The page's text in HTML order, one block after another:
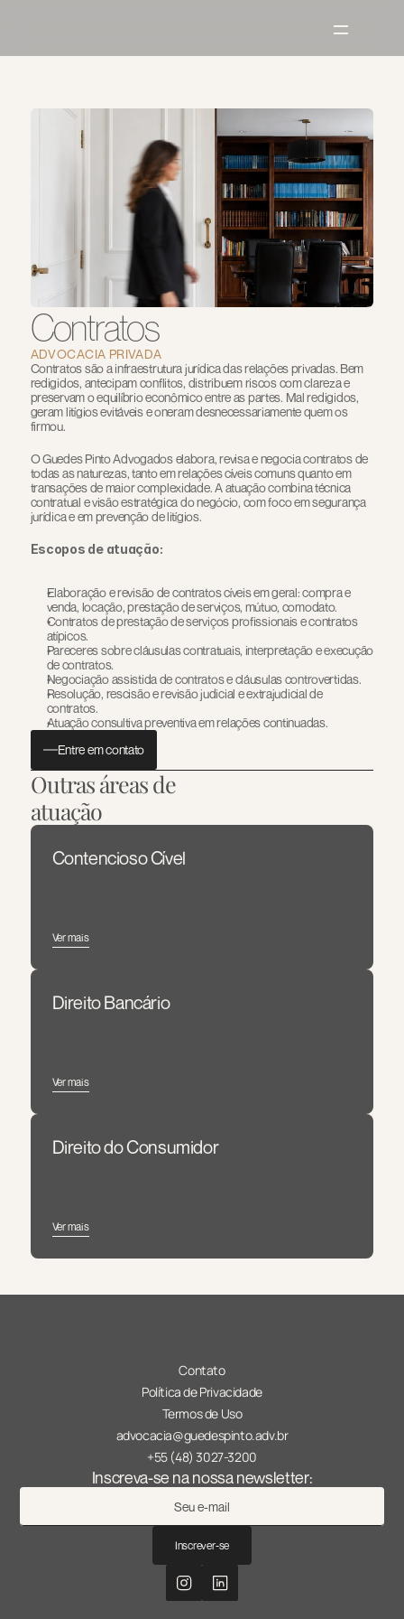
Contratos
ADVOCACIA PRIVADA
Contratos são a infraestrutura jurídica das relações privadas. Bem
redigidos, antecipam conflitos, distribuem riscos com clareza e
preservam o equilíbrio econômico entre as partes. Mal redigidos,
geram litígios evitáveis e oneram desnecessariamente quem os
firmou.
O Guedes Pinto Advogados elabora, revisa e negocia contratos de
todas as naturezas, tanto em relações cíveis comuns quanto em
transações de maior complexidade. A atuação combina técnica
contratual e visão estratégica do negócio, com foco em segurança
jurídica e em prevenção de litígios.
Escopos de atuação:
Elaboração e revisão de contratos cíveis em geral: compra e
venda, locação, prestação de serviços, mútuo, comodato.
Contratos de prestação de serviços profissionais e contratos
atípicos.
Pareceres sobre cláusulas contratuais, interpretação e execução
de contratos.
Negociação assistida de contratos e cláusulas controvertidas.
Resolução, rescisão e revisão judicial e extrajudicial de
contratos.
Atuação consultiva preventiva em relações continuadas.
Entre em contato
Outras áreas de
atuação
Contencioso Cível
Ver mais
Direito Bancário
Ver mais
Direito do Consumidor
Ver mais
Contato
Política de Privacidade
Termos de Uso
advocacia@guedespinto.adv.br
+55 (48) 3027-3200
Inscreva-se na nossa newsletter:
Inscrever-se